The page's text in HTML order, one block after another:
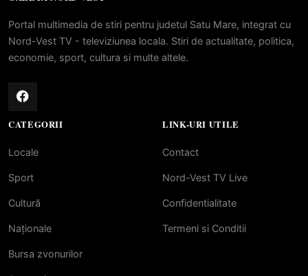
Portal multimedia de stiri pentru judetul Satu Mare, integrat cu
Nord-Vest TV - televiziunea locala. Stiri de actualitate, politica,
economie, sport, cultura si multe altele.
CATEGORII
Locale
Sport
Cultură
Naționale
Bursa zvonurilor
LINK-URI UTILE
Contact
Nord-Vest TV Live
Confidentialitate
Termeni si Conditii